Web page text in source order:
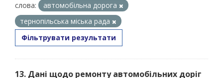
слова:
автомобільна дорога
тернопільська міська рада
Фільтрувати результати
13. Дані щодо ремонту автомобільних доріг